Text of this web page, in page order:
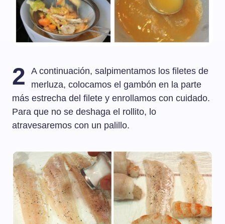
2
A continuación, salpimentamos los filetes de
merluza, colocamos el gambón en la parte
más estrecha del filete y enrollamos con cuidado.
Para que no se deshaga el rollito, lo
atravesaremos con un palillo.